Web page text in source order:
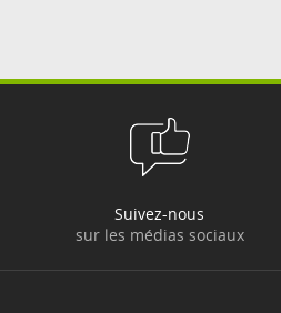
Suivez-nous
sur les médias sociaux